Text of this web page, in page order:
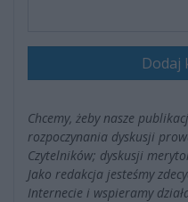
Dodaj
Chcemy, żeby nasze
rozpoczynania dyskusji
Czytelników; dyskusji
Jako redakcja jesteśmy
Internecie i wspieramy